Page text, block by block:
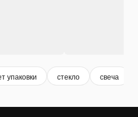
упаковки стекло свеча